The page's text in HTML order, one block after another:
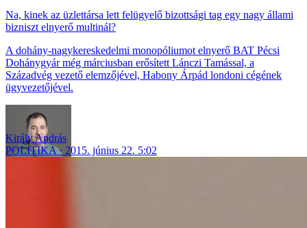
Na, kinek az üzlettársa lett felügyelő bizottsági tag egy nagy állami
bizniszt elnyerő multinál?
A dohány-nagykereskedelmi monopóliumot elnyerő BAT Pécsi
Dohánygyár még márciusban erősített Lánczi Tamással, a
Századvég vezető elemzőjével, Habony Árpád londoni cégének
ügyvezetőjével.
Király András
POLITIKA
2015. június 22. 5:02